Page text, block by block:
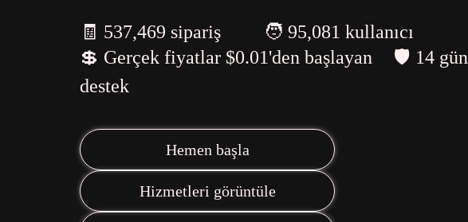
🧾 537,469 sipariş
🧑 95,081 kullanıcı
💲 Gerçek fiyatlar $0.01'den başlayan
🛡️ 14 gün
destek
Hemen başla
Hizmetleri görüntüle